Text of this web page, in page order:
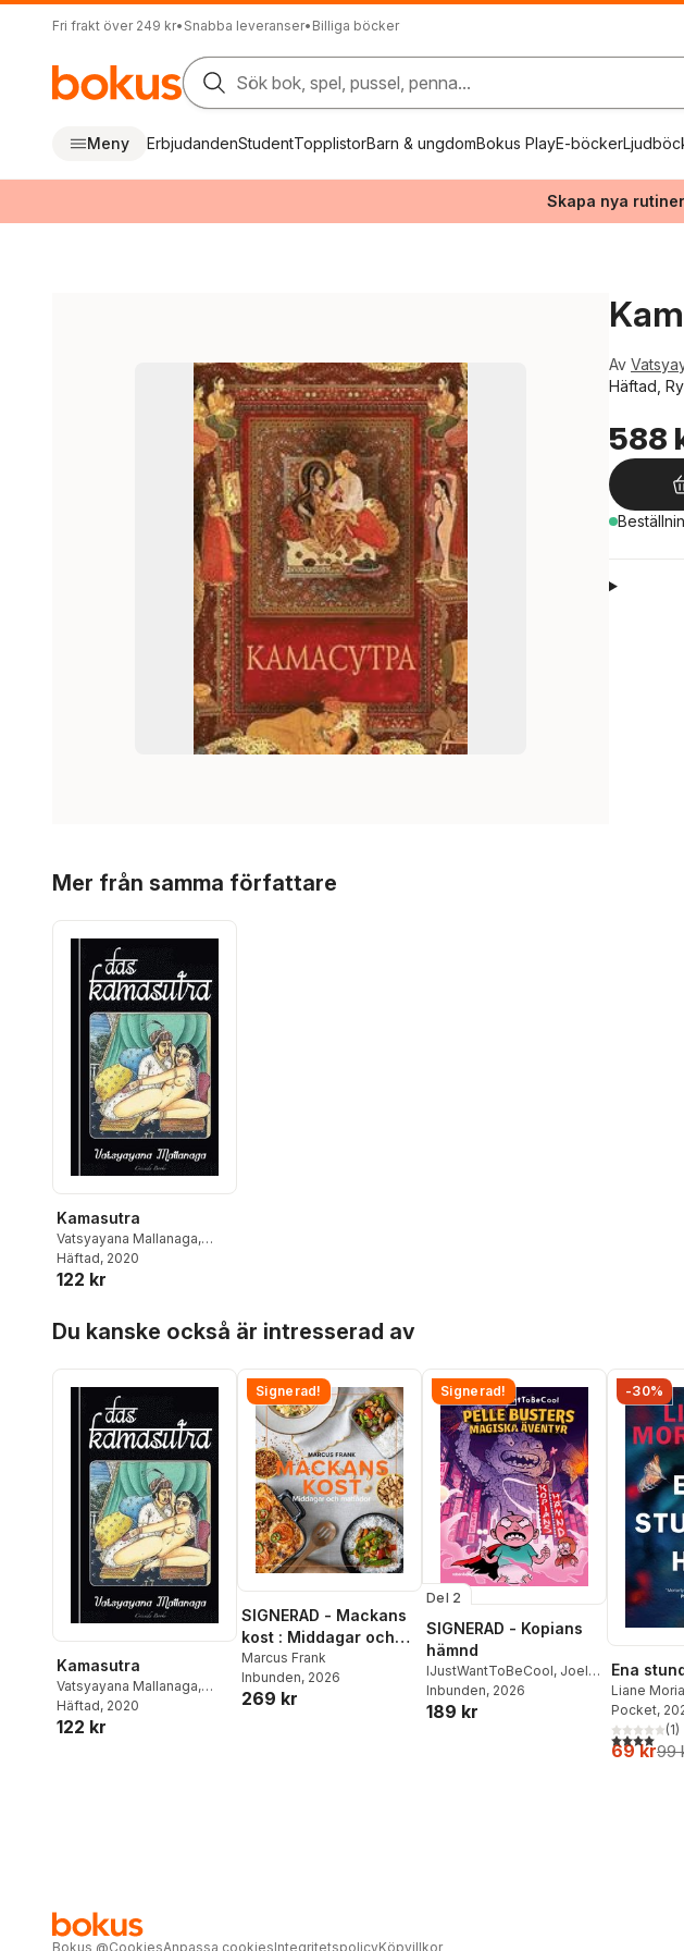
Fri frakt över 249 kr• Snabba leveranser• Billiga böcker
Sök bok, spel, pussel, penna...
Meny ErbjudandenStudentTopplistorBarn & ungdomBokus PlayE-böcker
Skapa nya
Av
Häftad,
588
Mer från samma författare
Kamasutra
Vatsyayana Mallanaga,
Richard Schmidt
(Übersetzer)
Häftad, 2020
122 kr
Du kanske också är intresserad av
Kamasutra
Vatsyayana Mallanaga,
Richard Schmidt
(Übersetzer)
Häftad, 2020
122 kr
Signerad!
SIGNERAD - Mackans
kost : Middagar och
matlådor
Marcus Frank
Inbunden, 2026
269 kr
Signerad!
Del 2
SIGNERAD - Kopians
hämnd
IJustWantToBeCool, Joel
Adolphson,Emil Ejdemo
Beer ,Victor Beer
Inbunden, 2026
189 kr
-30%
Ena
Liane
Pocket,
4,0utav 5(1)
69 kr99
Bokus @CookiesAnpassa cookiesIntegritetspolicyKöpvillkor